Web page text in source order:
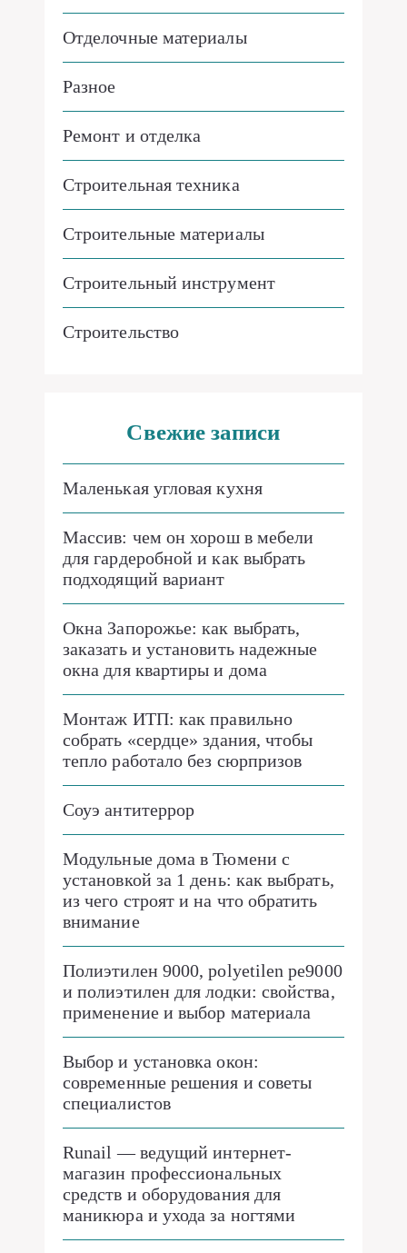
Отделочные материалы
Разное
Ремонт и отделка
Строительная техника
Строительные материалы
Строительный инструмент
Строительство
Свежие записи
Маленькая угловая кухня
Массив: чем он хорош в мебели
для гардеробной и как выбрать
подходящий вариант
Окна Запорожье: как выбрать,
заказать и установить надежные
окна для квартиры и дома
Монтаж ИТП: как правильно
собрать «сердце» здания, чтобы
тепло работало без сюрпризов
Соуэ антитеррор
Модульные дома в Тюмени с
установкой за 1 день: как выбрать,
из чего строят и на что обратить
внимание
Полиэтилен 9000, polyetilen pe9000
и полиэтилен для лодки: свойства,
применение и выбор материала
Выбор и установка окон:
современные решения и советы
специалистов
Runail — ведущий интернет-
магазин профессиональных
средств и оборудования для
маникюра и ухода за ногтями